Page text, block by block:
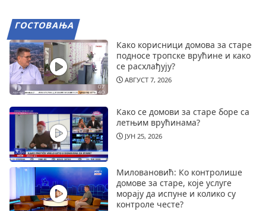
ГОСТОВАЊА
Како корисници домова за старе
подносе тропске врућине и како
се расхлађују?
АВГУСТ 7, 2026
Како се домови за старе боре са
летњим врућинама?
ЈУН 25, 2026
Миловановић: Ко контролише
домове за старе, које услуге
морају да испуне и колико су
контроле честе?